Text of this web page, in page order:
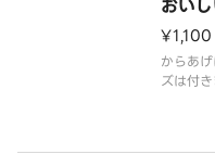
おい
¥1,100
からあ
ズは付き